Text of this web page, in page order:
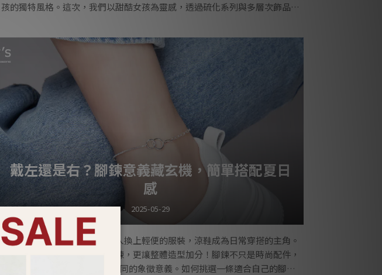
孩的獨特風格。這次，我們以甜酷女孩為靈感，透過硫化系列與多層次飾品搭
Lucy's ​ ━━ • ✦ 甜酷風格：從甜美到叛逆甜酷，不只是穿搭風格，更是一種
態度。
它能是柔美笑容，也能是果敢氣場。Lucy's 透過硫化系列結合霧黑金屬與細膩
設計，讓每位女孩用飾
戴左還是右？腳鍊意義藏玄機，簡單搭配夏日
感
2025-05-29
夏天即將來臨，炎熱的天氣讓人換上輕便的服裝，涼鞋成為日常穿搭的主角。
而在腳踝間戴上一條精緻的腳鍊，更讓整體造型加分！腳鍊不只是時尚配件，
它所佩戴的位置，還蘊含著不同的象徵意義。如何挑選一條適合自己的腳鍊